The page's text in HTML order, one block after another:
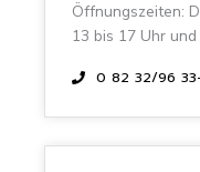
Öffnungszeiten:
13 bis 17 Uhr
0 82 32/96